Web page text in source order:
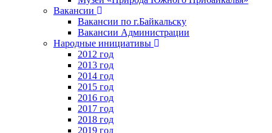
Вакансии
Вакансии по г.Байкальску
Вакансии Администрации
Народные инициативы
2012 год
2013 год
2014 год
2015 год
2016 год
2017 год
2018 год
2019 год